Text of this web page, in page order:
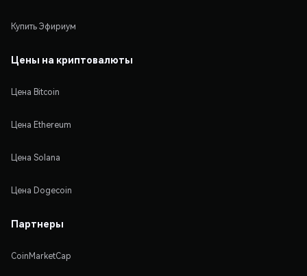
Купить Эфириум
Цены на криптовалюты
Цена Bitcoin
Цена Ethereum
Цена Solana
Цена Dogecoin
Партнеры
CoinMarketCap